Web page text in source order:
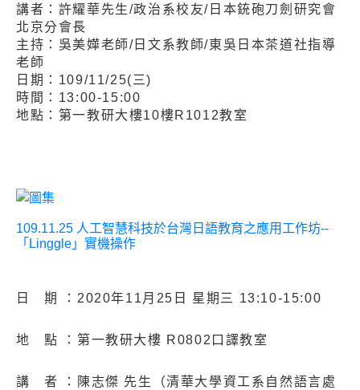
講者：許耀華先生/政治系校友/日本銃砲刀劍研究會
北京分會長
主持：吳美嬅老師/日文系教師/東吳日本茶道社指導
老師
日期：109/11/25(三)
時間：13:00-15:00
地點：第一教研大樓10樓R1012教室
109.11.25 人工智慧科技於台灣日語教育之應用工作坊--
「Linggle」實機操作
日 期 ：2020年11月25日 星期三 13:10-15:00
地 點 ：第一教研大樓 R0802口譯教室
講 者 ：陳志傑 先生（清華大學資工系自然語言處